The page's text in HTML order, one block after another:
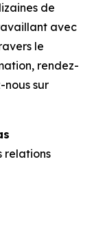
de
avec
le
rendez-
nous sur
relations